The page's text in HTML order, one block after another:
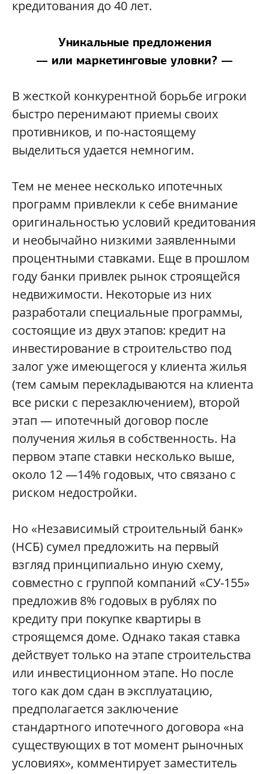
кредитования до 40 лет.
Уникальные предложения
— или маркетинговые уловки? —
В жесткой конкурентной борьбе игроки
быстро перенимают приемы своих
противников, и по-настоящему
выделиться удается немногим.
Тем не менее несколько ипотечных
программ привлекли к себе внимание
оригинальностью условий кредитования
и необычайно низкими заявленными
процентными ставками. Еще в прошлом
году банки привлек рынок строящейся
недвижимости. Некоторые из них
разработали специальные программы,
состоящие из двух этапов: кредит на
инвестирование в строительство под
залог уже имеющегося у клиента жилья
(тем самым перекладываются на клиента
все риски с перезаключением), второй
этап — ипотечный договор после
получения жилья в собственность. На
первом этапе ставки несколько выше,
около 12 —14% годовых, что связано с
риском недостройки.
Но «Независимый строительный банк»
(НСБ) сумел предложить на первый
взгляд принципиально иную схему,
совместно с группой компаний «СУ-155»
предложив 8% годовых в рублях по
кредиту при покупке квартиры в
строящемся доме. Однако такая ставка
действует только на этапе строительства
или инвестиционном этапе. Но после
того как дом сдан в эксплуатацию,
предполагается заключение
стандартного ипотечного договора «на
существующих в тот момент рыночных
условиях», комментирует заместитель